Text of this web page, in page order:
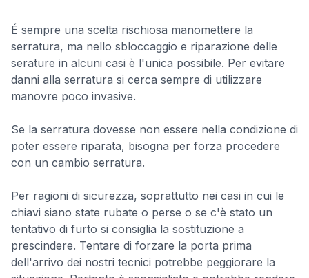
É sempre una scelta rischiosa manomettere la
serratura, ma nello sbloccaggio e riparazione delle
serature in alcuni casi è l'unica possibile. Per evitare
danni alla serratura si cerca sempre di utilizzare
manovre poco invasive.
Se la serratura dovesse non essere nella condizione di
poter essere riparata, bisogna per forza procedere
con un cambio serratura.
Per ragioni di sicurezza, soprattutto nei casi in cui le
chiavi siano state rubate o perse o se c'è stato un
tentativo di furto si consiglia la sostituzione a
prescindere. Tentare di forzare la porta prima
dell'arrivo dei nostri tecnici potrebbe peggiorare la